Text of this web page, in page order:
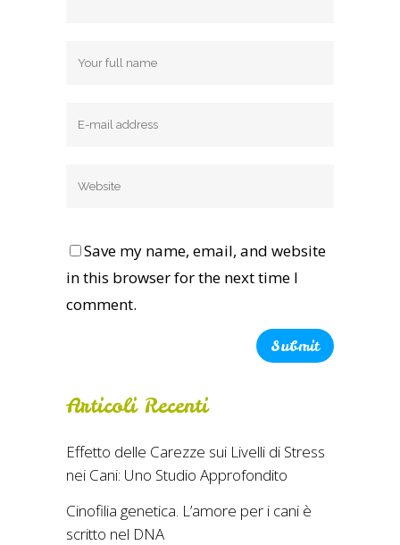
Save my name, email, and website
in this browser for the next time I
comment.
Articoli Recenti
Effetto delle Carezze sui Livelli di Stress
nei Cani: Uno Studio Approfondito
Cinofilia genetica. L’amore per i cani è
scritto nel DNA